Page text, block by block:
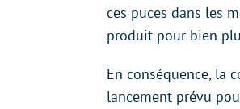
ces puces dans les
produit pour bien
En conséquence, la
lancement prévu